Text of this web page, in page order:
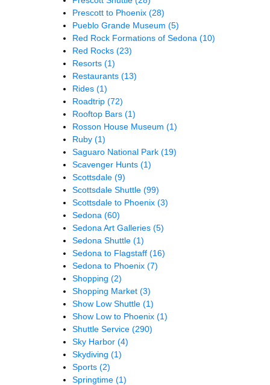
Prescott to Phoenix (28)
Pueblo Grande Museum (5)
Red Rock Formations of Sedona (10)
Red Rocks (23)
Resorts (1)
Restaurants (13)
Rides (1)
Roadtrip (72)
Rooftop Bars (1)
Rosson House Museum (1)
Ruby (1)
Saguaro National Park (19)
Scavenger Hunts (1)
Scottsdale (9)
Scottsdale Shuttle (99)
Scottsdale to Phoenix (3)
Sedona (60)
Sedona Art Galleries (5)
Sedona Shuttle (1)
Sedona to Flagstaff (16)
Sedona to Phoenix (7)
Shopping (2)
Shopping Market (3)
Show Low Shuttle (1)
Show Low to Phoenix (1)
Shuttle Service (290)
Sky Harbor (4)
Skydiving (1)
Sports (2)
Springtime (1)